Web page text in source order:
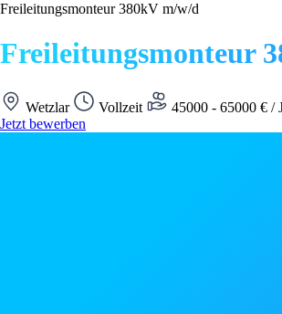
Freileitungsmonteur 380kV m/w/d
Freileitungsmonteur
Wetzlar Vollzeit 45000 - 65000 € /
Jetzt bewerben